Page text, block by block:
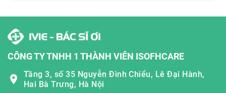
CÔNG TY TNHH 1 THÀNH VIÊN ISOFHCARE
Tầng 3, số 35 Nguyễn Đình Chiểu, Lê Đại Hành,
Hai Bà Trưng, Hà Nội